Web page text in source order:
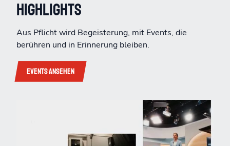
Highlights
Aus Pflicht wird Begeisterung, mit Events, die
berühren und in Erinnerung bleiben.
Events ansehen